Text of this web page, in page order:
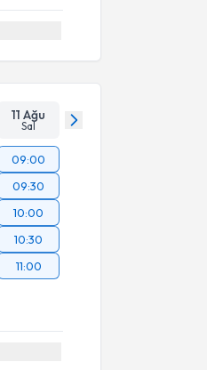
11 Ağu
Sal
09:00
09:30
10:00
10:30
11:00